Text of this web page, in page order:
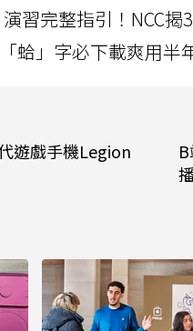
習完整指引！NCC
蛤」字必下載爽用半
遊戲手機Legion